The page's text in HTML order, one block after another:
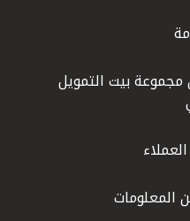
مجموعة بيت التمويل
المعلومات